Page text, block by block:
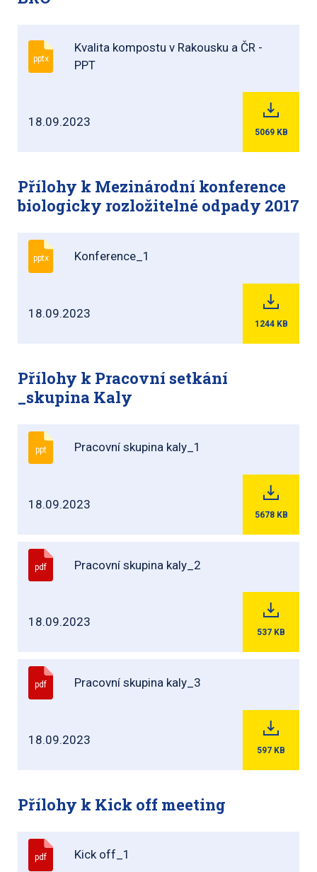
pptx
Kvalita kompostu v Rakousku a ČR -
PPT
18.09.2023
5069 KB
Přílohy k Mezinárodní konference
biologicky rozložitelné odpady 2017
pptx Konference_1
18.09.2023
1244 KB
Přílohy k Pracovní setkání
_skupina Kaly
ppt Pracovní skupina kaly_1
18.09.2023
5678 KB
pdf Pracovní skupina kaly_2
18.09.2023
537 KB
pdf Pracovní skupina kaly_3
18.09.2023
597 KB
Přílohy k Kick off meeting
pdf Kick off_1